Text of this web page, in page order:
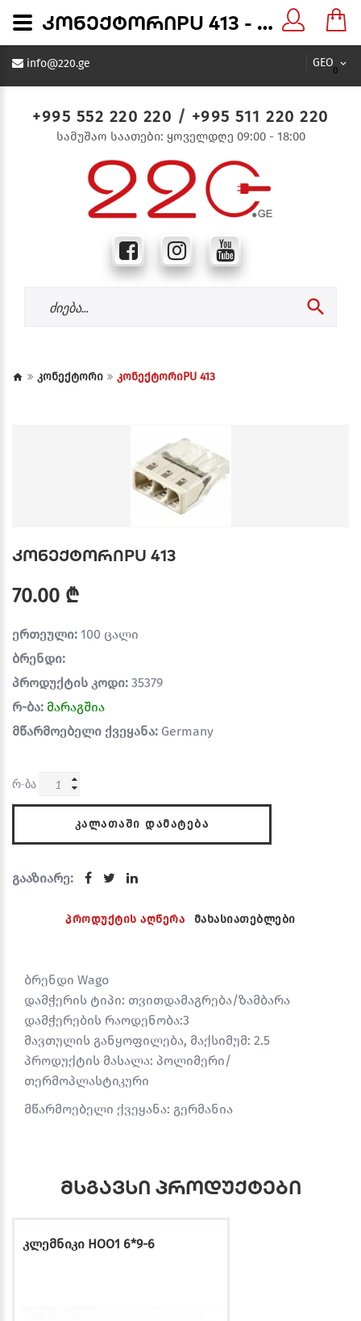
GEO
0
info@220.ge
+995 552 220 220 / +995 511 220 220
სამუშაო საათები: ყოველდღე 09:00 - 18:00
კონექტორი კონექტორიPU 413
კონექტორიPU 413
70.00 ₾
ერთეული: 100 ცალი
ბრენდი:
პროდუქტის კოდი: 35379
რ-ბა: მარაგშია
მწარმოებელი ქვეყანა: Germany
რ-ბა
ᲙᲐᲚᲐᲗᲐᲨᲘ ᲓᲐᲛᲐᲢᲔᲑᲐ
გააზიარე:
პროდუქტის აღწერა მახასიათებლები
ბრენდი Wago
დამჭერის ტიპი: თვითდამაგრება/ზამბარა
დამჭერების რაოდენობა:3
მავთულის განყოფილება, მაქსიმუმ: 2.5
პროდუქტის მასალა: პოლიმერი/
თერმოპლასტიკური
მწარმოებელი ქვეყანა: გერმანია
მსგავსი პროდუქტები
კლემნიკი HOO1 6*9-6
კონექტორიPU 413 - 220.ge